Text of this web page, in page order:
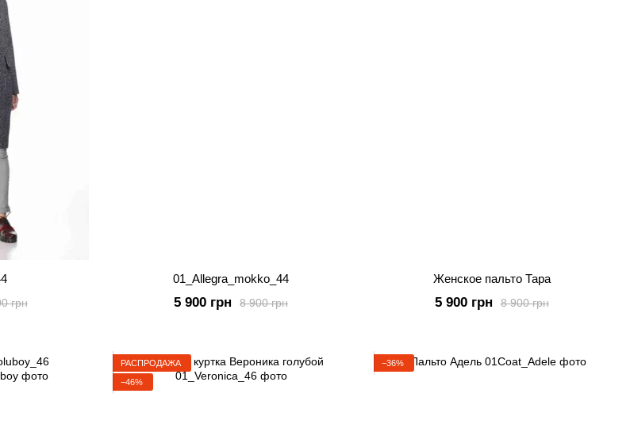
грн
01_Allegra_mokko_44
8 900 грн
5 900 грн
Женское пальто Тара
8 900 грн
5 900 грн
РАСПРОДАЖА
−46%
−36%